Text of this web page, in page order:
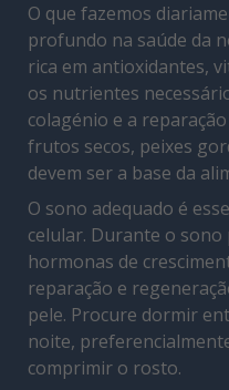
O que fazemos
profundo na saúde da
rica em antioxidantes,
os nutrientes
colagénio e a
frutos secos, peixes
devem ser a base da
O sono adequado é
celular. Durante o
hormonas de
reparação e
pele. Procure dormir
noite,
comprimir o rosto.